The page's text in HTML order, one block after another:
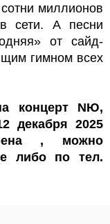
миллионов
сети. А песни
от сайд-
гимном всех
концерт NЮ,
декабря 2025
, можно
либо по тел.